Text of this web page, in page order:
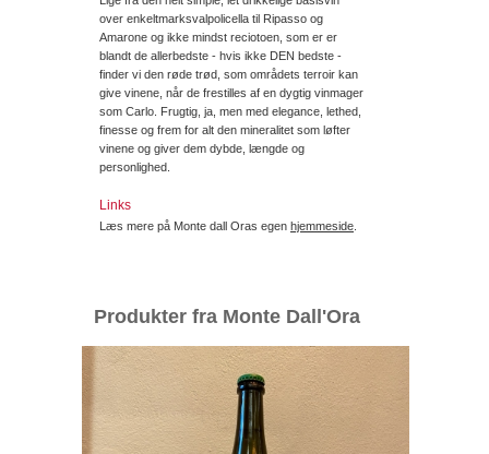
over enkeltmarksvalpolicella til Ripasso og
Amarone og ikke mindst reciotoen, som er er
blandt de allerbedste - hvis ikke DEN bedste -
finder vi den røde trød, som områdets terroir kan
give vinene, når de frestilles af en dygtig vinmager
som Carlo. Frugtig, ja, men med elegance, lethed,
finesse og frem for alt den mineralitet som løfter
vinene og giver dem dybde, længde og
personlighed.
Links
Læs mere på Monte dall Oras egen hjemmeside
Produkter fra Monte Dall'Ora